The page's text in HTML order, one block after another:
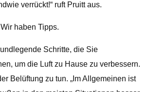
verrückt!“ ruft Pruitt aus.
haben Tipps.
Schritte, die Sie
um die Luft zu Hause zu verbessern.
Belüftung zu tun. „Im Allgemeinen ist